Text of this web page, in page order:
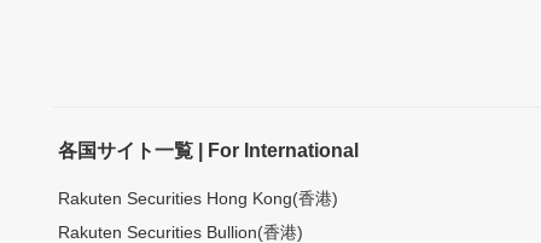
各国サイト一覧 | For International
Rakuten Securities Hong Kong(香港)
Rakuten Securities Bullion(香港)